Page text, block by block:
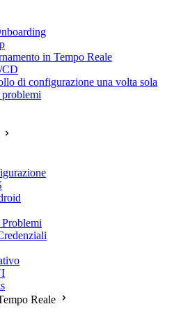
in Tempo Reale
CD
di configurazione una volta sola
Reale